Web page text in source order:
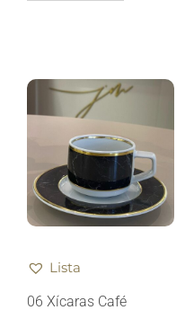
Lista
06 Xícaras Café